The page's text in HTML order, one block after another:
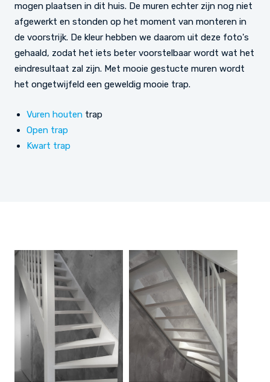
mogen plaatsen in dit huis. De muren echter zijn nog niet
afgewerkt en stonden op het moment van monteren in
de voorstrijk. De kleur hebben we daarom uit deze foto's
gehaald, zodat het iets beter voorstelbaar wordt wat het
eindresultaat zal zijn. Met mooie gestucte muren wordt
het ongetwijfeld een geweldig mooie trap.
Vuren houten trap
Open trap
Kwart trap